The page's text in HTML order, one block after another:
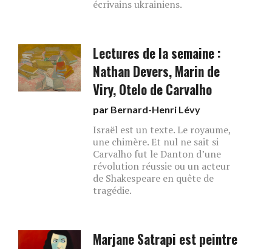
écrivains ukrainiens.
Lectures de la semaine :
Nathan Devers, Marin de
Viry, Otelo de Carvalho
par Bernard-Henri Lévy
Israël est un texte. Le royaume,
une chimère. Et nul ne sait si
Carvalho fut le Danton d’une
révolution réussie ou un acteur
de Shakespeare en quête de
tragédie.
Marjane Satrapi est peintre